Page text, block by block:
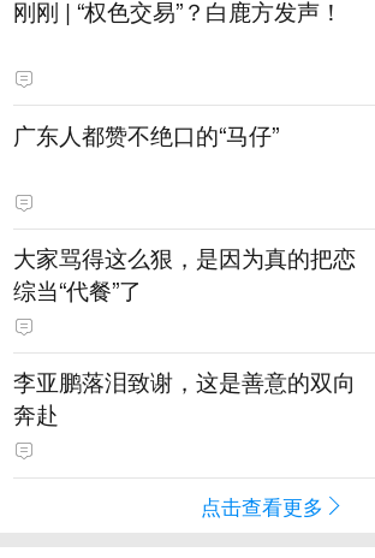
刚刚 | “权色交易”？白鹿方发声！
广东人都赞不绝口的“马仔”
大家骂得这么狠，是因为真的把恋
综当“代餐”了
李亚鹏落泪致谢，这是善意的双向
奔赴
点击查看更多